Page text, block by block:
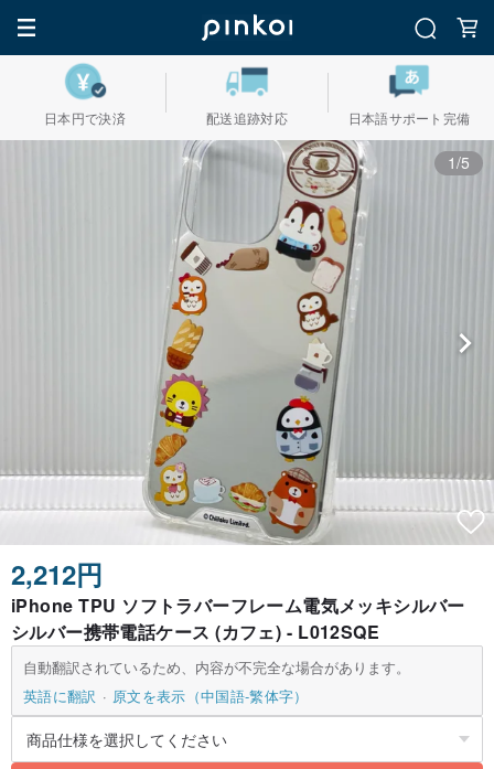
日本円で決済 配送追跡対応 日本語サポート完備
1/5
2,212円
iPhone TPU ソフトラバーフレーム電気メッキシルバー
シルバー携帯電話ケース (カフェ) - L012SQE
自動翻訳されているため、内容が不完全な場合があります。
英語に翻訳
原文を表示（中国語-繁体字）